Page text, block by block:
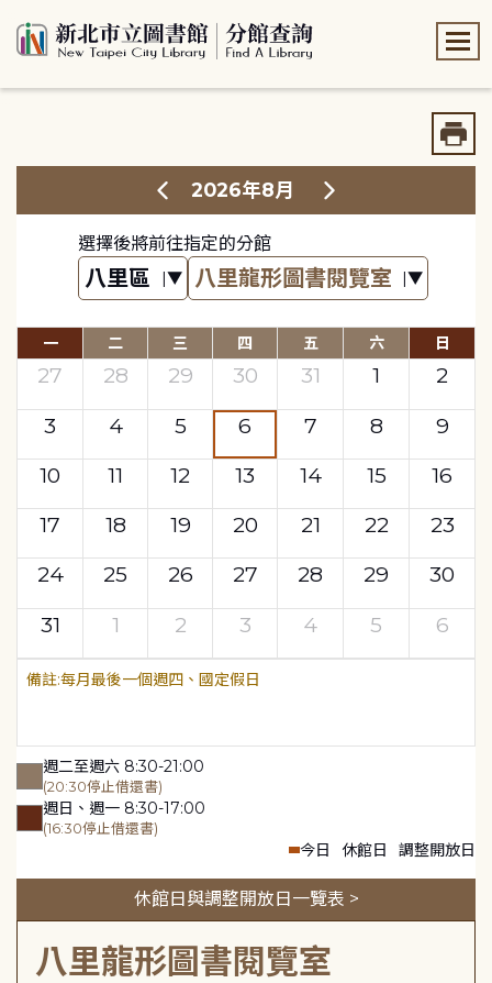
2026年8月
選擇後將前往指定的分館
一 二 三 四 五 六 日
27 28 29 30 31 1
2
3
4 5 6 7 8
9
10
11 12 13 14 15
16
17
18 19 20 21 22
23
24
25 26 27 28 29
30
31
1 2 3 4 5 6
每月最後一個週四、國定假日
週二至週六 8:30-21:00
(20:30停止借還書)
週日、週一 8:30-17:00
(16:30停止借還書)
今日 休館日 調整開放日
休館日與調整開放日一覽表 >
八里龍形圖書閱覽室